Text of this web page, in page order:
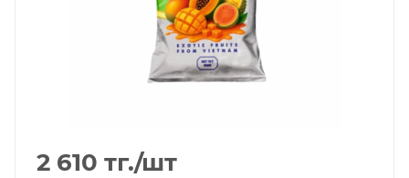
2 610 тг./шт